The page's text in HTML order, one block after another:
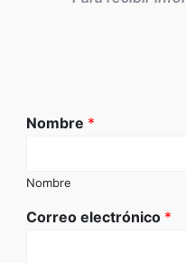
Nombre *
Nombre
Correo electrónico *